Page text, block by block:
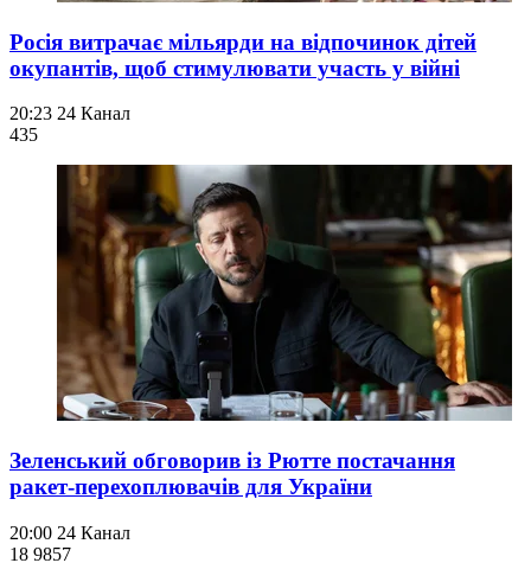
Росія витрачає мільярди на відпочинок дітей
окупантів, щоб стимулювати участь у війні
20:23 24 Канал
435
Зеленський обговорив із Рютте постачання
ракет-перехоплювачів для України
20:00 24 Канал
18 9857